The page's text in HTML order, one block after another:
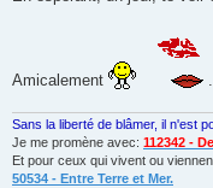
Amicalement
Sans la liberté de blâmer, il n'est
Je me promène avec: 112342 -
Et pour ceux qui vivent ou
50534 - Entre Terre et Mer.